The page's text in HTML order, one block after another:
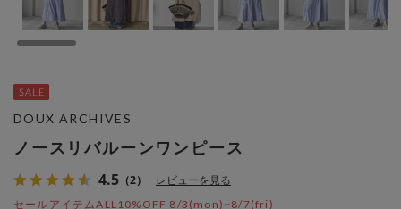
ノースリバルーンワンピース
4.5 （2） レビューを見る
セールアイテムALL10%OFF 8/3(mon)~8/7(fri)
DOUX ARCHIVES